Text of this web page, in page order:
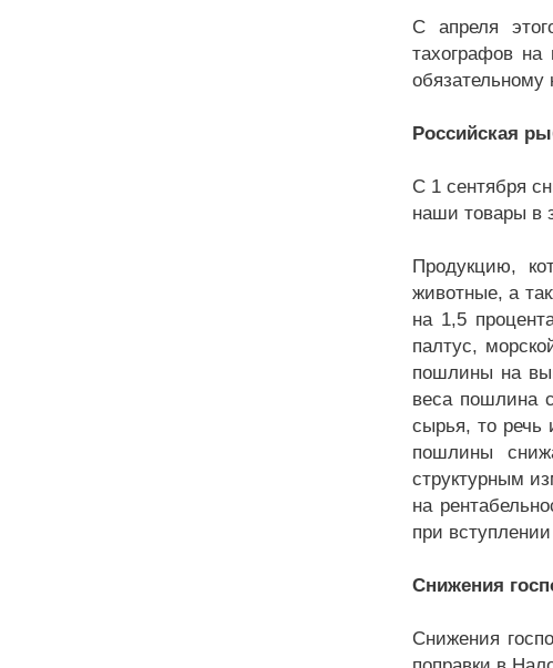
С апреля
тахографов
Российская
С 1 сентября
наши товары в
Продукцию,
животные, а
на 1,5
палтус,
пошлины на
веса пошлина
сырья, то речь
пошлины
структурным
на
при
Снижения
Снижения